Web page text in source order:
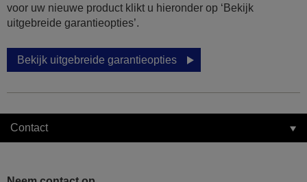
voor uw nieuwe product klikt u hieronder op ‘Bekijk
uitgebreide garantieopties’.
Bekijk uitgebreide garantieopties
Contact